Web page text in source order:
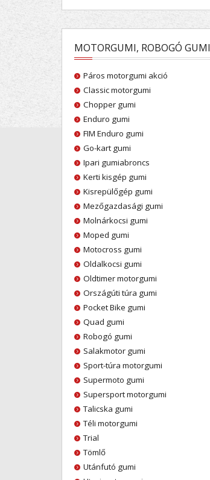
MOTORGUMI, ROBOGÓ GUMI
Páros motorgumi akció
Classic motorgumi
Chopper gumi
Enduro gumi
FIM Enduro gumi
Go-kart gumi
Ipari gumiabroncs
Kerti kisgép gumi
Kisrepülőgép gumi
Mezőgazdasági gumi
Molnárkocsi gumi
Moped gumi
Motocross gumi
Oldalkocsi gumi
Oldtimer motorgumi
Országúti túra gumi
Pocket Bike gumi
Quad gumi
Robogó gumi
Salakmotor gumi
Sport-túra motorgumi
Supermoto gumi
Supersport motorgumi
Talicska gumi
Téli motorgumi
Trial
Tömlő
Utánfutó gumi